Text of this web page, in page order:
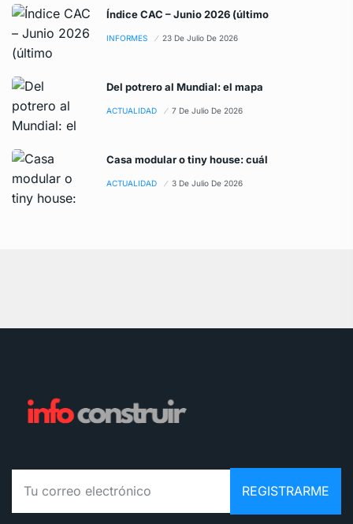
Índice CAC – Junio 2026 (último
INFORMES 23 De Julio De 2026
Del potrero al Mundial: el mapa
ACTUALIDAD 7 De Julio De 2026
Casa modular o tiny house: cuál
ACTUALIDAD 3 De Julio De 2026